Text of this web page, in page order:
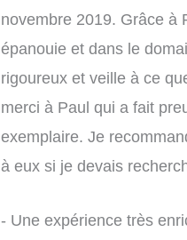
novembre 2019. Grâce à
épanouie et dans le
rigoureux et veille à ce
merci à Paul qui a fait
exemplaire. Je
à eux si je devais
- Une expérience très